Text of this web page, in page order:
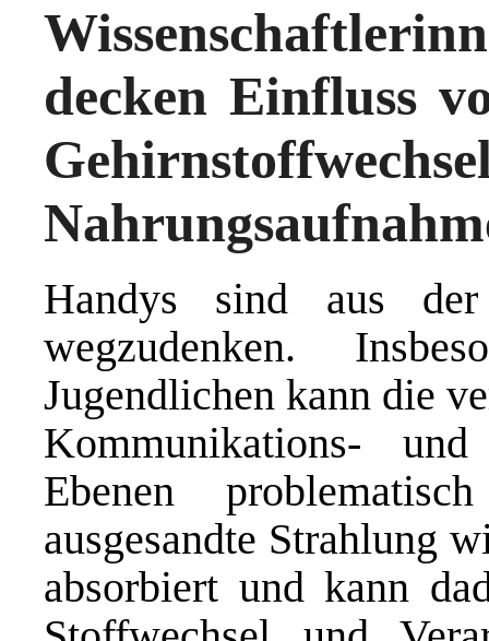
decken Einfluss
Handys sind aus
wegzudenken.
Jugendlichen kann die
Kommunikations-
Ebenen
ausgesandte Strahlung
absorbiert und kann